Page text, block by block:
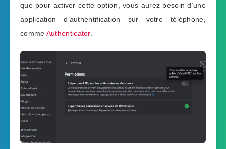
que pour activer cette option, vous aurez besoin d’une
application d’authentification sur votre téléphone,
comme Authenticator.